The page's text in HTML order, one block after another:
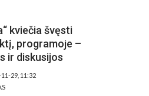
kviečia švęsti
programoje –
ir diskusijos
29, 11:32
ĮRAŠE